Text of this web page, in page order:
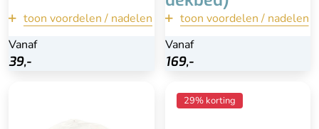
toon voordelen / nadelen
Vanaf
39,-
terug
Bekijk
toon voordelen / nadelen
Vanaf
169,-
Bekijk
29% kortingAnti-allergie
Wassen is overbodig